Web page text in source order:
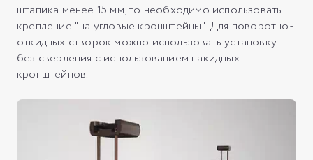
штапика менее 15 мм, то необходимо использовать
крепление "на угловые кронштейны". Для поворотно-
откидных створок можно использовать установку
без сверления с использованием накидных
кронштейнов.